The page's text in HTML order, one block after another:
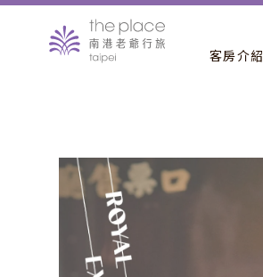
客房介紹